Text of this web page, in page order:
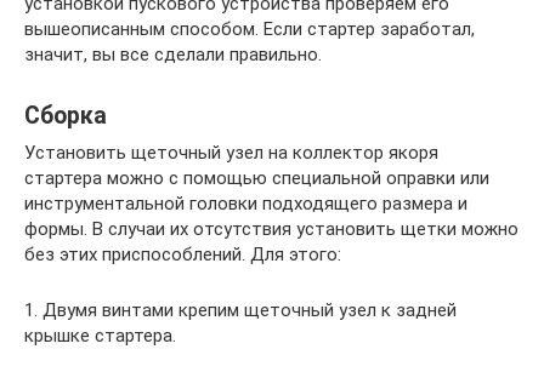
вышеописанным способом. Если стартер заработал,
значит, вы все сделали правильно.
Сборка
Установить щеточный узел на коллектор якоря
стартера можно с помощью специальной оправки или
инструментальной головки подходящего размера и
формы. В случаи их отсутствия установить щетки можно
без этих приспособлений. Для этого:
1. Двумя винтами крепим щеточный узел к задней
крышке стартера.